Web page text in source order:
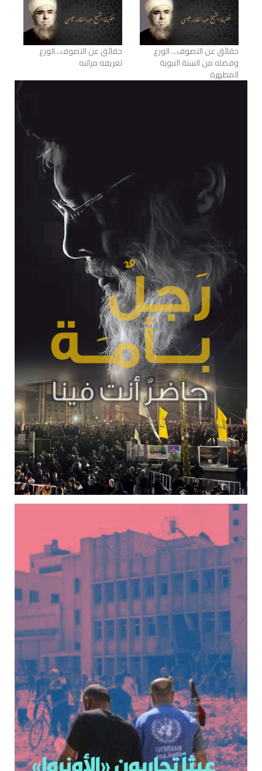
حقائق عن التصوف... الورع
وفضله من السنة النبوية
المطهرة
حقائق عن التصوف...الورع
تعريفه مراتبه